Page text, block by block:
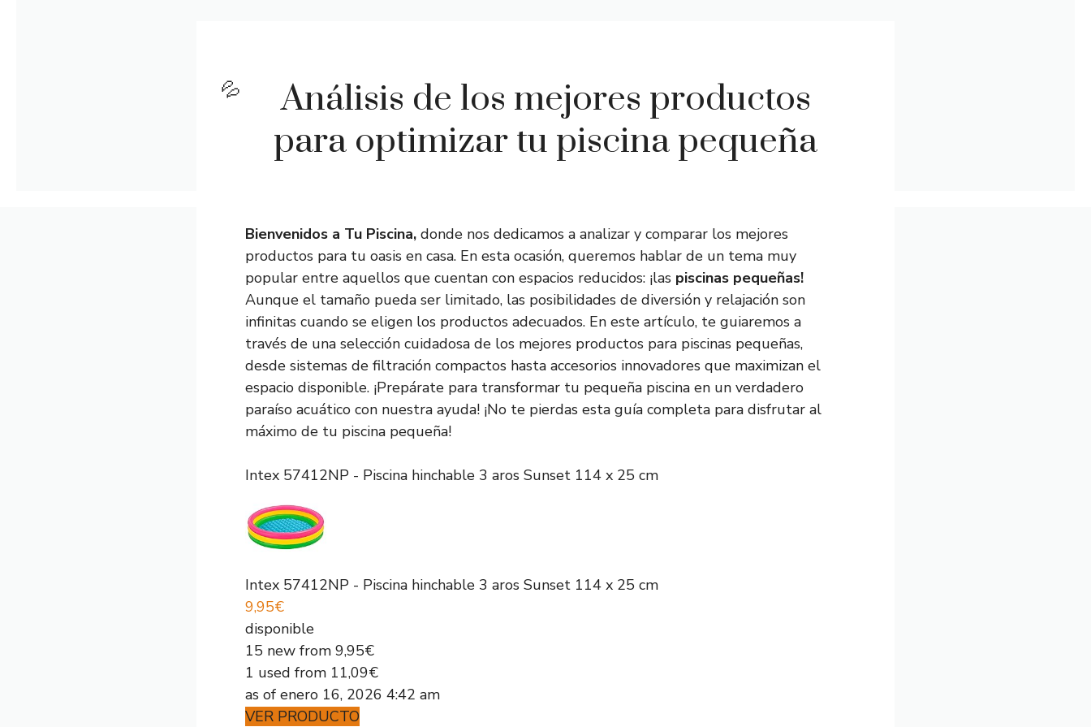
Análisis de los mejores productos
para optimizar tu piscina pequeña
Bienvenidos a Tu Piscina, donde nos dedicamos a analizar y comparar los mejores
productos para tu oasis en casa. En esta ocasión, queremos hablar de un tema muy
popular entre aquellos que cuentan con espacios reducidos: ¡las piscinas pequeñas!
Aunque el tamaño pueda ser limitado, las posibilidades de diversión y relajación son
infinitas cuando se eligen los productos adecuados. En este artículo, te guiaremos a
través de una selección cuidadosa de los mejores productos para piscinas pequeñas,
desde sistemas de filtración compactos hasta accesorios innovadores que maximizan el
espacio disponible. ¡Prepárate para transformar tu pequeña piscina en un verdadero
paraíso acuático con nuestra ayuda! ¡No te pierdas esta guía completa para disfrutar al
máximo de tu piscina pequeña!
Intex 57412NP - Piscina hinchable 3 aros Sunset 114 x 25 cm
Intex 57412NP - Piscina hinchable 3 aros Sunset 114 x 25 cm
9,95€
disponible
15 new from 9,95€
1 used from 11,09€
as of enero 16, 2026 4:42 am
VER PRODUCTO